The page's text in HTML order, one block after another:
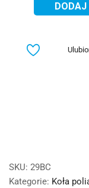
SKU: 29BC
Kategorie: Koła